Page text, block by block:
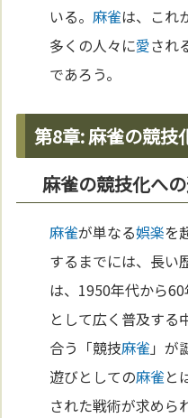
いる。 麻雀は、これ
多くの人々に愛され
であろう。
第8章: 麻雀の競技
麻雀の競技化へ
麻雀が単なる娯楽を
するまでには、長い
は、1950年代から
として広く普及する
合う「競技麻雀 」が
遊びとしての麻雀と
された戦術が求めら